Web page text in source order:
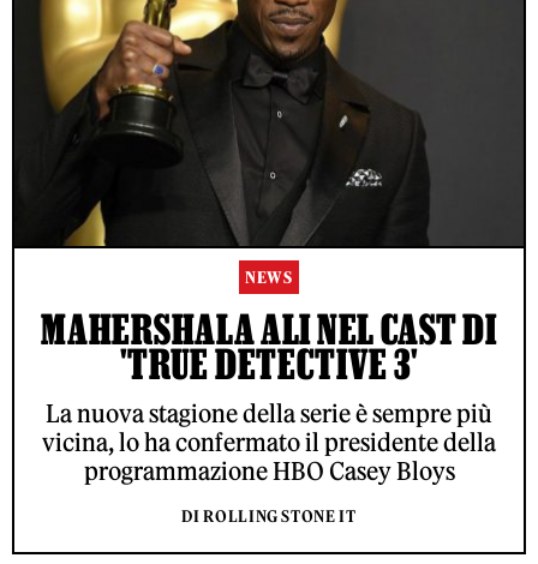
NEWS
MAHERSHALA ALI NEL CAST DI
'TRUE DETECTIVE 3'
La nuova stagione della serie è sempre più
vicina, lo ha confermato il presidente della
programmazione HBO Casey Bloys
DI ROLLING STONE IT